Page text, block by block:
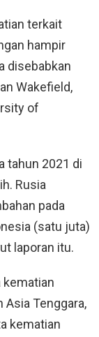
terkait
hampir
disebabkan
Wakefield,
of
tahun 2021 di
Rusia
pada
(satu juta)
laporan itu.
kematian
Tenggara,
kematian